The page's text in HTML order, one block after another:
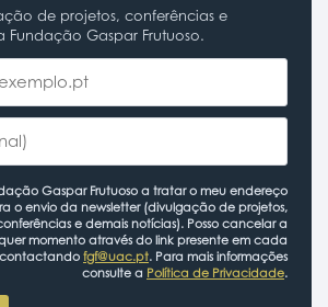
de projetos, conferências e
Gaspar Frutuoso.
Gaspar Frutuoso a tratar o meu endereço
o envio da newsletter (divulgação de projetos,
e demais notícias). Posso cancelar a
momento através do link presente em cada
contactando fgf@uac.pt. Para mais informações
consulte a Política de Privacidade.